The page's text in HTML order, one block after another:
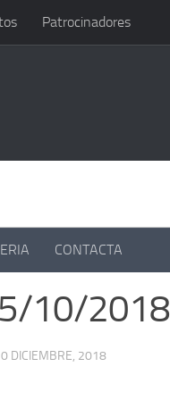
Patrocinadores
CONTACTA
10/2018
DICIEMBRE, 2018